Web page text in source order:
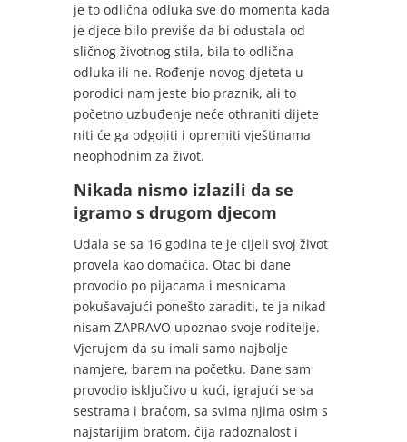
je to odlična odluka sve do momenta kada
je djece bilo previše da bi odustala od
sličnog životnog stila, bila to odlična
odluka ili ne. Rođenje novog djeteta u
porodici nam jeste bio praznik, ali to
početno uzbuđenje neće othraniti dijete
niti će ga odgojiti i opremiti vještinama
neophodnim za život.
Nikada nismo izlazili da se
igramo s drugom djecom
Udala se sa 16 godina te je cijeli svoj život
provela kao domaćica. Otac bi dane
provodio po pijacama i mesnicama
pokušavajući ponešto zaraditi, te ja nikad
nisam ZAPRAVO upoznao svoje roditelje.
Vjerujem da su imali samo najbolje
namjere, barem na početku. Dane sam
provodio isključivo u kući, igrajući se sa
sestrama i braćom, sa svima njima osim s
najstarijim bratom, čija radoznalost i